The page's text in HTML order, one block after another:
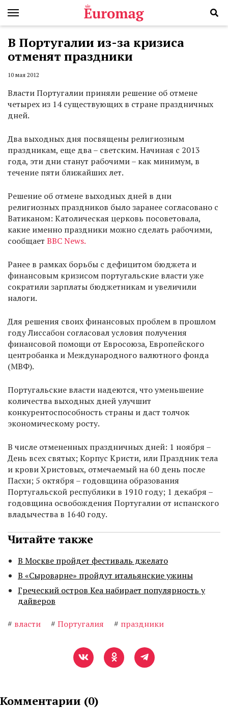
В Португалии из-за кризиса
отменят праздники
10 мая 2012
Власти Португалии приняли решение об отмене
четырех из 14 существующих в стране праздничных
дней.
Два выходных дня посвящены религиозным
праздникам, еще два – светским. Начиная с 2013
года, эти дни станут рабочими – как минимум, в
течение пяти ближайших лет.
Решение об отмене выходных дней в дни
религиозных праздников было заранее согласовано с
Ватиканом: Католическая церковь посоветовала,
какие именно праздники можно сделать рабочими,
сообщает BBC News.
Ранее в рамках борьбы с дефицитом бюджета и
финансовым кризисом португальские власти уже
сократили зарплаты бюджетникам и увеличили
налоги.
Для решения своих финансовых проблем в прошлом
году Лиссабон согласовал условия получения
финансовой помощи от Евросоюза, Европейского
центробанка и Международного валютного фонда
(МВФ).
Португальские власти надеются, что уменьшение
количества выходных дней улучшит
конкурентоспособность страны и даст толчок
экономическому росту.
В числе отмененных праздничных дней: 1 ноября –
День всех святых; Корпус Кристи, или Праздник тела
и крови Христовых, отмечаемый на 60 день после
Пасхи; 5 октября – годовщина образования
Португальской республики в 1910 году; 1 декабря –
годовщина освобождения Португалии от испанского
владычества в 1640 году.
Читайте также
В Москве пройдет фестиваль джелато
В «Сыроварне» пройдут итальянские ужины
Греческий остров Кеа набирает популярность у
дайверов
# власти # Португалия # праздники
Комментарии (0)